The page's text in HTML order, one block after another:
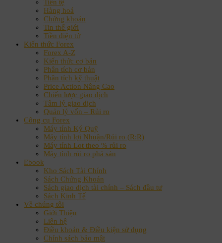
Tiền tệ
Hàng hoá
Chứng khoán
Tin thế giới
Tiền điện tử
Kiến thức Forex
Forex A-Z
Kiến thức cơ bản
Phân tích cơ bản
Phân tích kỹ thuật
Price Action Nâng Cao
Chiến lược giao dịch
Tâm lý giao dịch
Quản lý vốn – Rủi ro
Công cụ Forex
Máy tính Ký Quỹ
Máy tính lợi Nhuận/Rủi ro (R:R)
Máy tính Lot theo % rủi ro
Máy tính rủi ro phá sản
Ebook
Kho Sách Tài Chính
Sách Chứng Khoán
Sách giao dịch tài chính – Sách đầu tư
Sách Kinh Tế
Về chúng tôi
Giới Thiệu
Liên hệ
Điều khoản & Điều kiện sử dụng
Chính sách bảo mật